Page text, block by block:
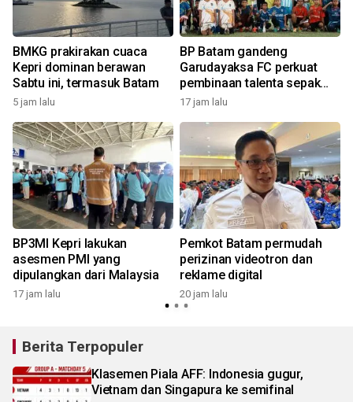
BMKG prakirakan cuaca
Kepri dominan berawan
Sabtu ini, termasuk Batam
5 jam lalu
BP Batam gandeng
Garudayaksa FC perkuat
pembinaan talenta sepak
bola usia dini
17 jam lalu
BP3MI Kepri lakukan
asesmen PMI yang
dipulangkan dari Malaysia
17 jam lalu
Pemkot Batam permudah
perizinan videotron dan
reklame digital
20 jam lalu
Berita Terpopuler
Klasemen Piala AFF: Indonesia gugur,
Vietnam dan Singapura ke semifinal